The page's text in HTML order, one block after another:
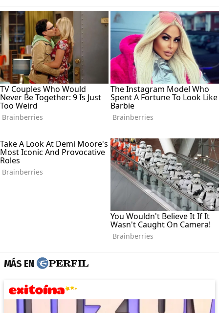
MÁS EN